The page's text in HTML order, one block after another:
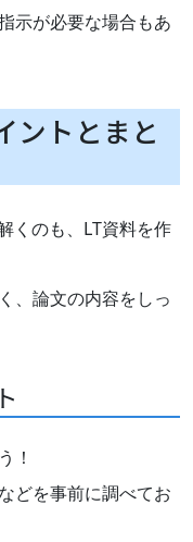
示が必要な場合もあ
ントとまと
くのも、LT資料を作
、論文の内容をしっ
！
どを事前に調べてお